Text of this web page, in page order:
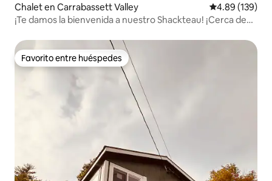
Chalet en Carrabassett Valley Calificación
4.89 (139)
¡Te damos la bienvenida a nuestro Shackteau! ¡Cerca de
Favorito entre huéspedes
Favorito entre huéspedes